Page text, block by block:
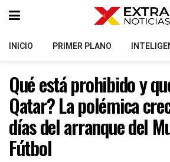
INICIO PRIMER PLANO
Qué está prohibido y
Qatar? La polémica
días del arranque del
Fútbol